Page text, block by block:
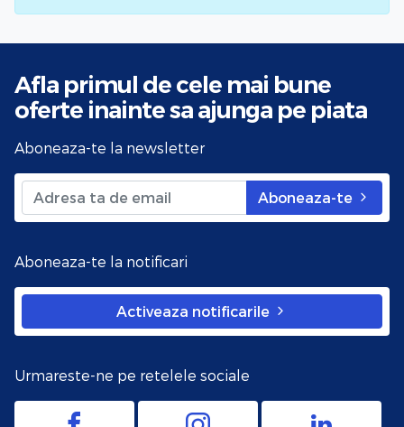
Afla primul de cele mai bune
oferte inainte sa ajunga pe piata
Aboneaza-te la newsletter
Aboneaza-te
Aboneaza-te la notificari
Activeaza notificarile
Urmareste-ne pe retelele sociale